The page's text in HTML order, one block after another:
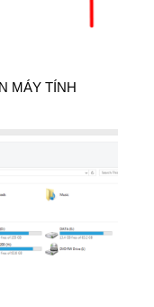
MÁY TÍNH